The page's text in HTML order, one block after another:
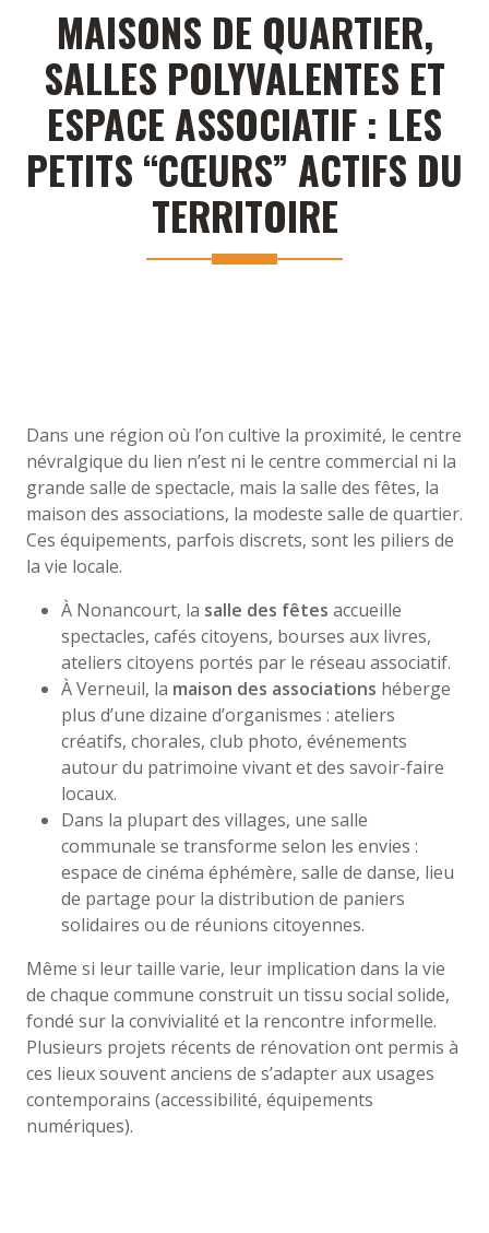
MAISONS DE QUARTIER,
SALLES POLYVALENTES ET
ESPACE ASSOCIATIF : LES
PETITS “CŒURS” ACTIFS DU
TERRITOIRE
Dans une région où l’on cultive la proximité, le centre
névralgique du lien n’est ni le centre commercial ni la
grande salle de spectacle, mais la salle des fêtes, la
maison des associations, la modeste salle de quartier.
Ces équipements, parfois discrets, sont les piliers de
la vie locale.
À Nonancourt, la salle des fêtes accueille
spectacles, cafés citoyens, bourses aux livres,
ateliers citoyens portés par le réseau associatif.
À Verneuil, la maison des associations héberge
plus d’une dizaine d’organismes : ateliers
créatifs, chorales, club photo, événements
autour du patrimoine vivant et des savoir-faire
locaux.
Dans la plupart des villages, une salle
communale se transforme selon les envies :
espace de cinéma éphémère, salle de danse, lieu
de partage pour la distribution de paniers
solidaires ou de réunions citoyennes.
Même si leur taille varie, leur implication dans la vie
de chaque commune construit un tissu social solide,
fondé sur la convivialité et la rencontre informelle.
Plusieurs projets récents de rénovation ont permis à
ces lieux souvent anciens de s’adapter aux usages
contemporains (accessibilité, équipements
numériques).